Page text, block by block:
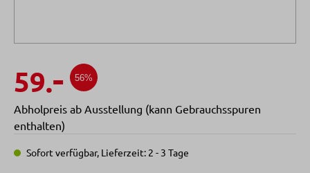
59.- 56%
Abholpreis ab Ausstellung (kann Gebrauchsspuren
enthalten)
Sofort verfügbar, Lieferzeit: 2 - 3 Tage